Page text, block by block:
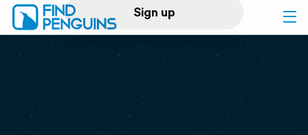
Sign up
Log in